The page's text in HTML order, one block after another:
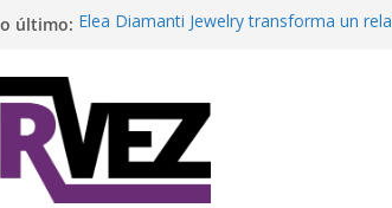
último: Elea Diamanti Jewelry transforma un
Arcos Dorados consolida su rol como
joven en Venezuela
LG y Mundo Total impulsan el acceso a
de inicial y financiamiento